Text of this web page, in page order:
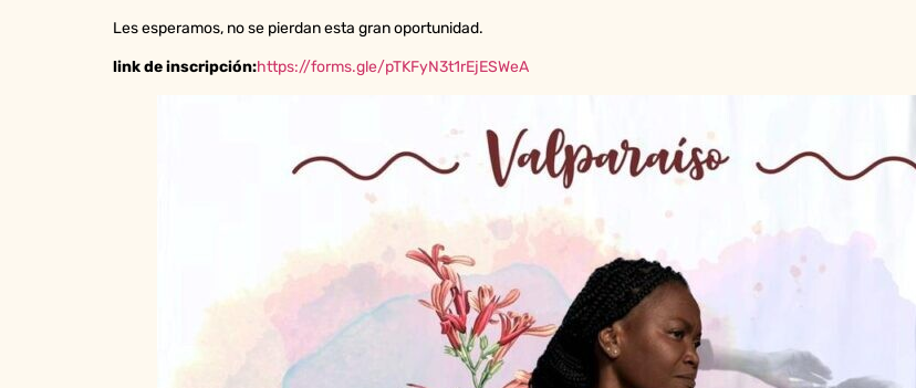
Les esperamos, no se pierdan esta gran oportunidad.
link de inscripción:https://forms.gle/pTKFyN3t1rEjESWeA